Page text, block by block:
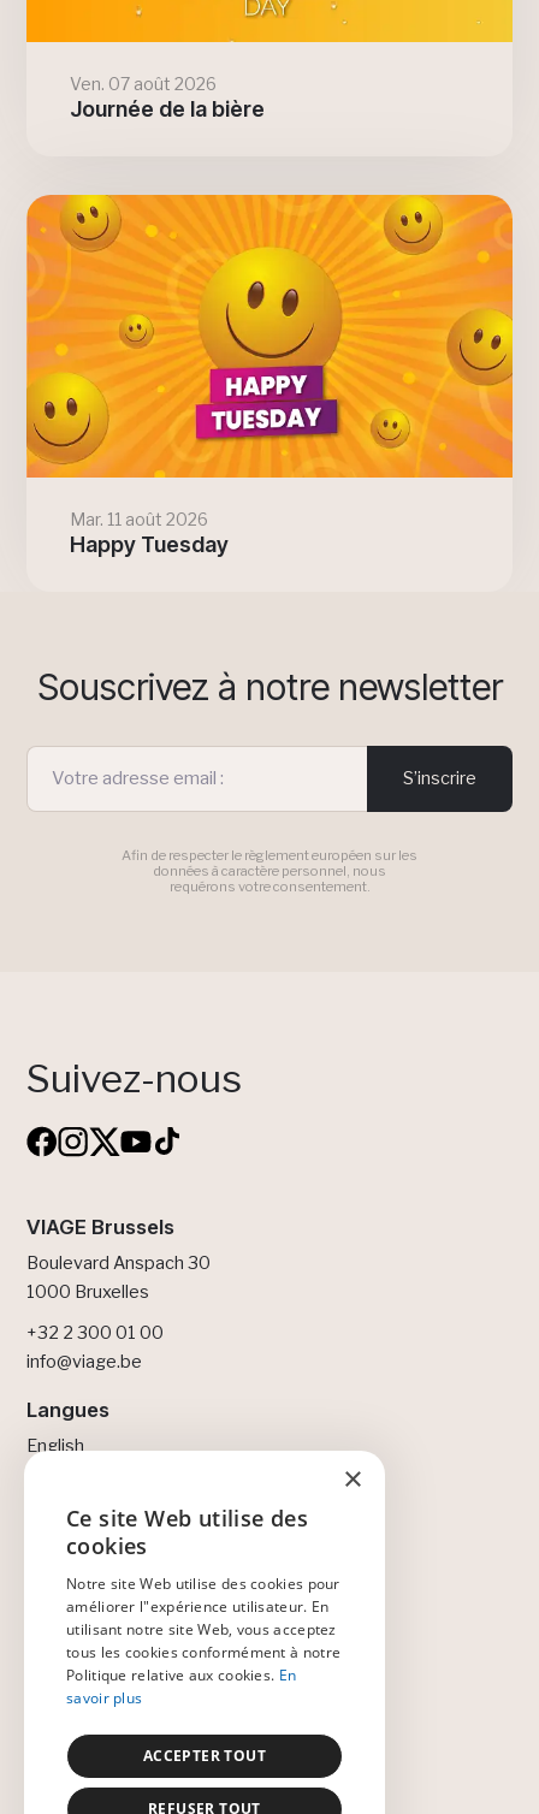
Ven. 07 août 2026
Journée de la bière
Mar. 11 août 2026
Happy Tuesday
Souscrivez à notre newsletter
S’inscrire
Afin de respecter le règlement européen sur les
données à caractère personnel, nous
requérons votre consentement.
Suivez-nous
VIAGE Brussels
Boulevard Anspach 30
1000 Bruxelles
+32 2 300 01 00
info@viage.be
Langues
English
Légal
Politique de confidentialité
Politique de cookies
Accord d'adhésion
Code de conduite
Code de conduite des fournisseurs
Jeu responsable
ENGLISH
NEDERLANDS
FRANÇAIS
×
Ce site Web utilise des
cookies
Notre site Web utilise des cookies pour
améliorer l"expérience utilisateur. En
utilisant notre site Web, vous acceptez
tous les cookies conformément à notre
Politique relative aux cookies. En
savoir plus
ACCEPTER TOUT
REFUSER TOUT